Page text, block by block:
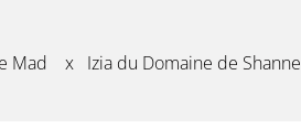
Mad x Izia du Domaine de Shanne